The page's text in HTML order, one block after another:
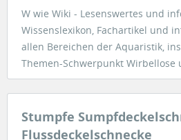
W wie Wiki - Lesenswertes und
Wissenslexikon, Fachartikel und
allen Bereichen der Aquaristik,
Themen-Schwerpunkt Wirbellose
Stumpfe
Flussdeckelschnecke